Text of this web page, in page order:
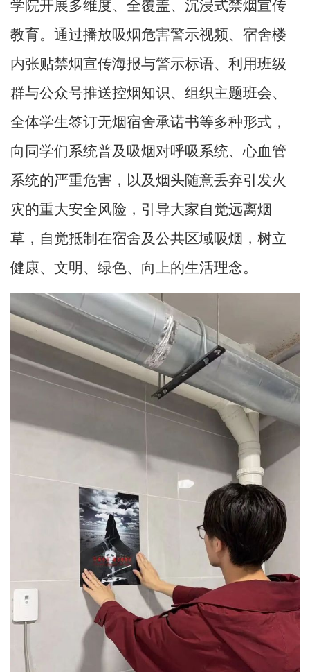
学院开展多维度、全覆盖、沉浸式禁烟宣传
教育。通过播放吸烟危害警示视频、宿舍楼
内张贴禁烟宣传海报与警示标语、利用班级
群与公众号推送控烟知识、组织主题班会、
全体学生签订无烟宿舍承诺书等多种形式，
向同学们系统普及吸烟对呼吸系统、心血管
系统的严重危害，以及烟头随意丢弃引发火
灾的重大安全风险，引导大家自觉远离烟
草，自觉抵制在宿舍及公共区域吸烟，树立
健康、文明、绿色、向上的生活理念。